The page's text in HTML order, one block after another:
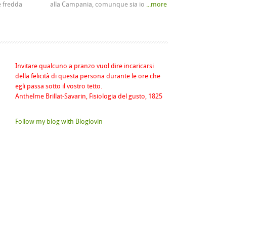
fredda
alla Campania, comunque sia io ...more
Invitare qualcuno a pranzo vuol dire incaricarsi
della felicità di questa persona durante le ore che
egli passa sotto il vostro tetto.
Anthelme Brillat-Savarin, Fisiologia del gusto, 1825
Follow my blog with Bloglovin